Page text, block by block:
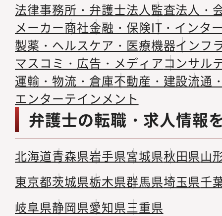
法律事務所・弁護士法人監査法人・
メーカー商社金融・保険IT・インタ
製薬・ヘルスケア・医療機器インフ
マスコミ・広告・メディアコンサル
運輸・物流・倉庫不動産・建設流通
エンターテインメント
弁護士の転職・求人情報
北海道青森県岩手県宮城県秋田県山
東京都茨城県栃木県群馬県埼玉県千
岐阜県静岡県愛知県三重県